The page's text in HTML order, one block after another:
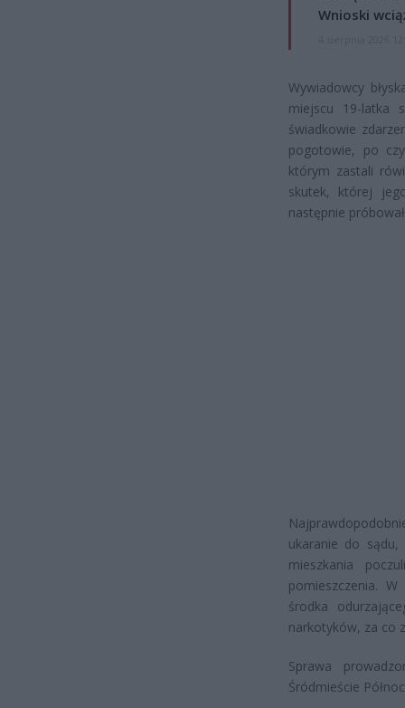
Wnioski
Wywiadowcy
miejscu 19-latka
świadkowie
pogotowie, po
którym zastali
skutek, której
następnie
ukaranie do
mieszkania
pomieszczenia.
środka
narkotyków, za co
Sprawa
Śródmieście